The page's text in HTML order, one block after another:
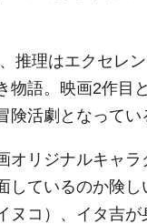
推理はエクセレ
語。映画2作目
活劇となってい
リジナルキャ
ているのか険
ヌコ）、イタ吉